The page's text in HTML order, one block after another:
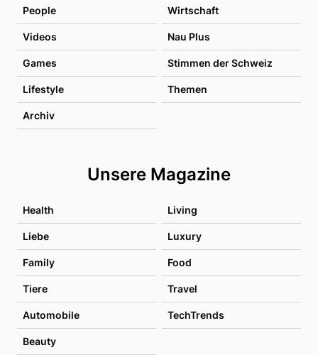
People Wirtschaft
Videos Nau Plus
Games Stimmen der Schweiz
Lifestyle Themen
Archiv
Unsere Magazine
Health Living
Liebe Luxury
Family Food
Tiere Travel
Automobile TechTrends
Beauty